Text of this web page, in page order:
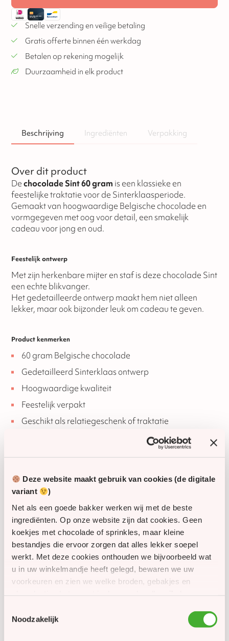
Deze website maakt gebruik van cookies (de digitale
variant
)
Net als een goede bakker werken wij met de beste
ingrediënten. Op onze website zijn dat cookies. Geen
koekjes met chocolade of sprinkles, maar kleine
bestandjes die ervoor zorgen dat alles lekker soepel
werkt. Met deze cookies onthouden we bijvoorbeeld wat
u in uw winkelmandje heeft gelegd, bewaren we uw
voorkeuren en zien we welke broden, gebakjes en
beter maken. Met uw toestemming gebruiken we
daarnaast cookies om u persoonlijke aanbiedingen,
Noodzakelijk
Snelle verzending en veilige betaling
Gratis offerte binnen één werkdag
Betalen op rekening mogelijk
Duurzaamheid in elk product
Beschrijving Ingrediënten Verpakking
Over dit product
Dechocolade Sint 60 gram is een klassieke en
feestelijke traktatie voor de Sinterklaasperiode.
Gemaakt van hoogwaardige Belgische chocolade en
vormgegeven met oog voor detail, een smakelijk
cadeau voor jong en oud.
Feestelijk ontwerp
Met zijn herkenbare mijter en staf is deze chocolade Sint
een echte blikvanger.
Het gedetailleerde ontwerp maakt hem niet alleen
lekker, maar ook bijzonder leuk om cadeau te geven.
Product kenmerken
60 gram Belgische chocolade
Gedetailleerd Sinterklaas ontwerp
Hoogwaardige kwaliteit
Feestelijk verpakt
Geschikt als relatiegeschenk of traktatie
relaties tijdens de feestdagen.
Ook een smakelijke verrassing voor familie en vrienden
Let op
Het kaartje wordt los bijgeleverd en zit niet vast aan
het product
Neem gerust contact met ons op. Wij helpen je graag